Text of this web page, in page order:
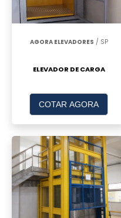
AGORA ELEVADORES / SP
ELEVADOR DE CARGA
COTAR AGORA